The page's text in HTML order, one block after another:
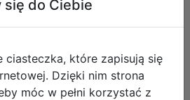
się do Ciebie
ciasteczka, które zapisują się
Dzięki nim strona
móc w pełni korzystać z